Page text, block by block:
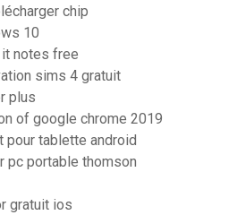
chip
10
notes free
sims 4 gratuit
plus
of google chrome 2019
pour tablette android
pc portable thomson
gratuit ios